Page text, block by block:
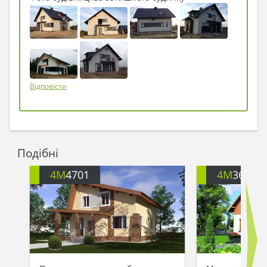
господиня будинку. З будинку на вулицю
повалило приємне тепло, Троль посміхнувся
ґаздині, і та, побачивши його тремтіння на вітрі,
впустила незваного гостя в будинок. Він вдихнув
аромат домашніх пирогів, розглянув вміло
підібрану меблі і вперше за багато років пошуку
щастя нарешті відчув його частинку у себе в
здатне зігріти його після довгих років пошуків!
Відповісти
Подібні
4M4701 4M3617